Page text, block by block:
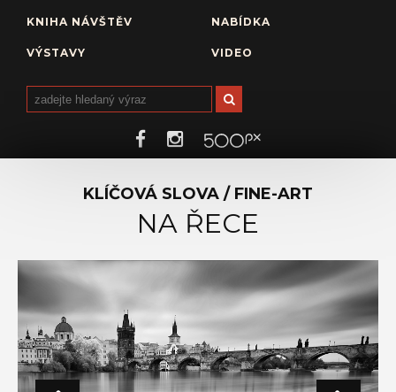
KNIHA NÁVŠTĚV NABÍDKA
VÝSTAVY VIDEO
KLÍČOVÁ SLOVA / FINE-ART
NA ŘECE